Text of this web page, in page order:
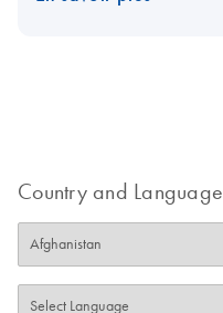
Country and Language